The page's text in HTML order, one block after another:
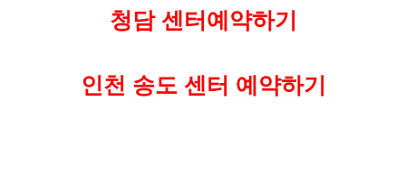
청담 센터예약하기
인천 송도 센터 예약하기